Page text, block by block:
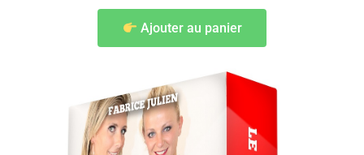
Ajouter au panier